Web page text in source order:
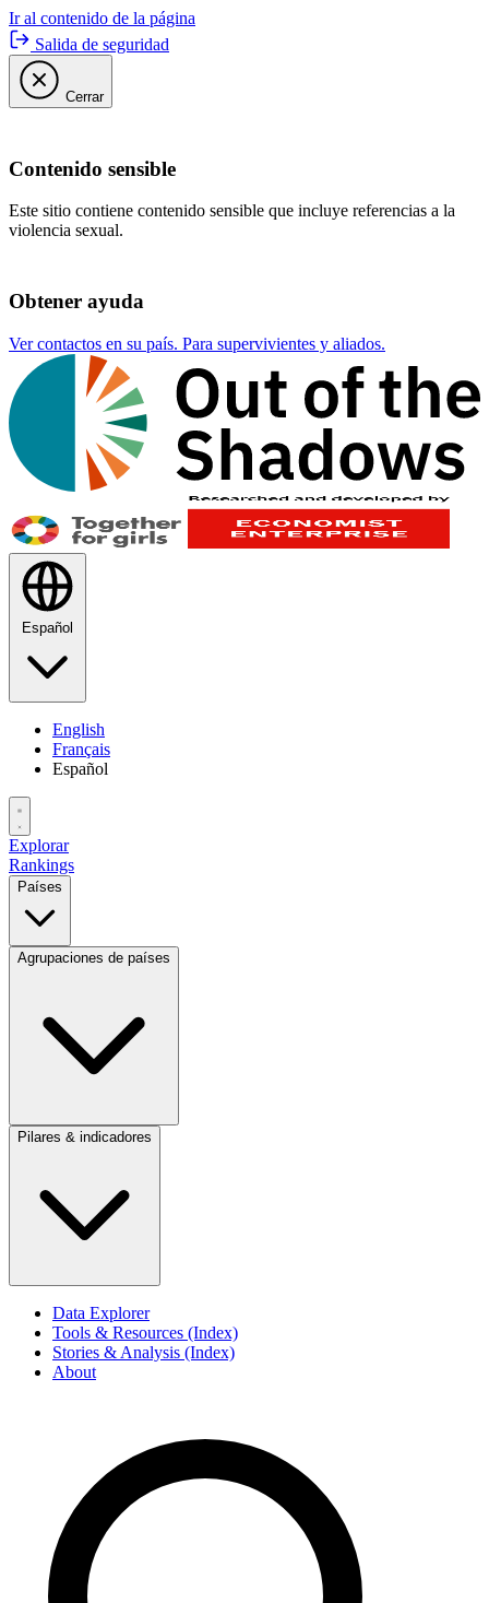
Ir al contenido de la página
Salida de seguridad
Cerrar
Contenido sensible
Este sitio contiene contenido sensible que incluye referencias a la
violencia sexual.
Obtener ayuda
Ver contactos en su país. Para supervivientes y aliados.
Español
English
Français
Español
Explorar
Rankings
Países
Agrupaciones de países
Pilares & indicadores
Data Explorer
Tools & Resources (Index)
Stories & Analysis (Index)
About